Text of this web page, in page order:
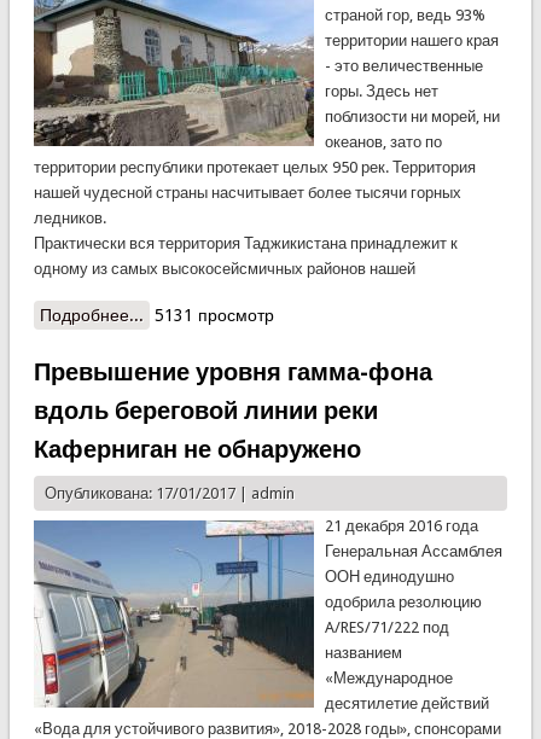
страной гор, ведь 93%
территории нашего края
- это величественные
горы. Здесь нет
поблизости ни морей, ни
океанов, зато по
территории республики протекает целых 950 рек. Территория
нашей чудесной страны насчитывает более тысячи горных
ледников.
Практически вся территория Таджикистана принадлежит к
одному из самых высокосейсмичных районов нашей
Подробнее... о Землетрясения и ее причины в Таджикистане.
5131 просмотр
Превышение уровня гамма-фона
вдоль береговой линии реки
Каферниган не обнаружено
Опубликована: 17/01/2017 | admin
21 декабря 2016 года
Генеральная Ассамблея
ООН единодушно
одобрила резолюцию
A/RES/71/222 под
названием
«Международное
десятилетие действий
«Вода для устойчивого развития», 2018-2028 годы», спонсорами